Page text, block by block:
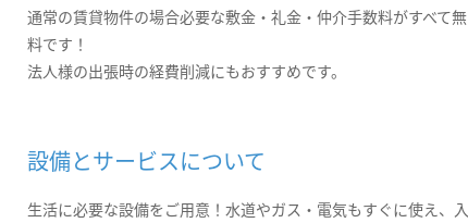
通常の賃貸物件の場合必要な敷金・礼金・仲介手数料がすべて無
料です！
法人様の出張時の経費削減にもおすすめです。
設備とサービスについて
生活に必要な設備をご用意！水道やガス・電気もすぐに使え、入